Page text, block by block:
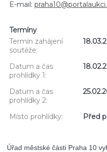
E-mail:
Termíny
Termín zahájení
soutěže:
Datum a čas
prohlídky 1:
Datum a čas
prohlídky 2:
Místo prohlídky: Před
Úřad městské části Praha 10